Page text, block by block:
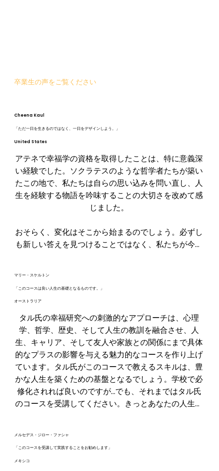
卒業生の声をご覧ください
Cheena Kaul
「ただ一日を生きるのではなく、一日をデザインしよう。」
United States
アテネで幸福学の資格を取得したことは、特に意義深
い経験でした。ソクラテスのような哲学者たちが築い
たこの地で、私たちは自らの思い込みを問い直し、人
生を経験する物語を吟味することの大切さを改めて感
じました。
おそらく、変化はそこから始まるのでしょう。必ずし
も新しい答えを見つけることではなく、私たちが今ま
ただ一日を生きるのではなく、デザインしよう。
マリー・スケルトン
「このコースは良い人生の基礎となるものです。」
オーストラリア
タル氏の幸福研究への刺激的なアプローチは、心理
学、哲学、歴史、そして人生の教訓を融合させ、人
生、キャリア、そして友人や家族との関係にまで具体
的なプラスの影響を与える魅力的なコースを作り上げ
ています。タル氏がこのコースで教えるスキルは、豊
かな人生を築くための基盤となるでしょう。学校で必
修化されれば良いのですが…でも、それまではタル氏
のコースを受講してください。きっとあなたの人生は
メルセデス・ジロー・ファシャ
「このコースを受講して実践することをお勧めします」
メキシコ